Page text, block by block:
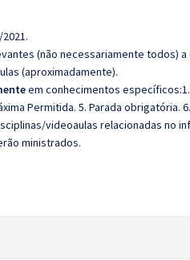
(não necessariamente todos)
(aproximadamente).
em conhecimentos específicos:
Permitida. 5. Parada obrigatória.
videoaulas relacionadas no
ministrados.